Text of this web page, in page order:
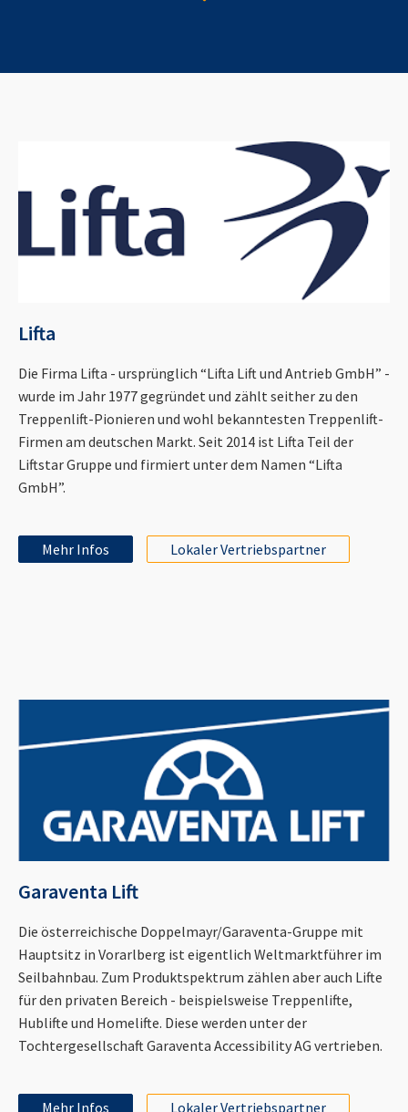
Lifta
Die Firma Lifta - ursprünglich “Lifta Lift und Antrieb GmbH” -
wurde im Jahr 1977 gegründet und zählt seither zu den
Treppenlift-Pionieren und wohl bekanntesten Treppenlift-
Firmen am deutschen Markt. Seit 2014 ist Lifta Teil der
Liftstar Gruppe und firmiert unter dem Namen “Lifta
GmbH”.
Mehr Infos Lokaler Vertriebspartner
Garaventa Lift
Die österreichische Doppelmayr/Garaventa-Gruppe mit
Hauptsitz in Vorarlberg ist eigentlich Weltmarktführer im
Seilbahnbau. Zum Produktspektrum zählen aber auch Lifte
für den privaten Bereich - beispielsweise Treppenlifte,
Hublifte und Homelifte. Diese werden unter der
Tochtergesellschaft Garaventa Accessibility AG vertrieben.
Mehr Infos Lokaler Vertriebspartner